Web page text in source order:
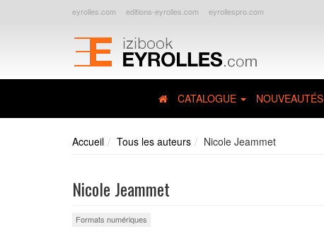
eyrolles.com editions-eyrolles.com eyrollespro.com
CATALOGUE NOUVEAUTÉS
Accueil Tous les auteurs Nicole Jeammet
Nicole Jeammet
Formats numériques